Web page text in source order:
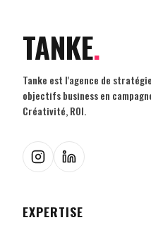
TANKE.
Tanke est l'agence de
objectifs business en
Créativité, ROI.
EXPERTISE